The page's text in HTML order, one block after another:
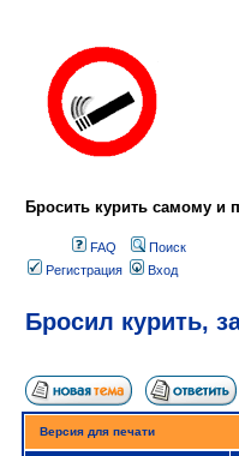
Бросить курить самому и
FAQ
Поиск
Регистрация
Вход
Бросил курить,
Версия для печати